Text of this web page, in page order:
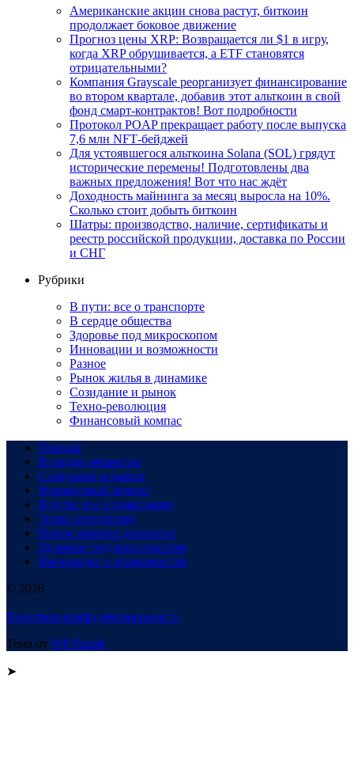
Американские акции снова растут, биткоин
продолжает боковое движение
Прогноз цены XRP: Возвращается ли $1 в игру,
когда XRP обрушивается, а ETF становятся
отрицательными?
Компания Grayscale реорганизует финансирование
во втором квартале, добавив этот альткоин в свой
фонд смарт-контрактов! Вот подробности
Протокол POAP прекращает работу после выпуска
7,6 млн NFT‑бейджей
Для устоявшегося альткоина Solana (SOL) грядут
исторические перемены! Подготовлены два
важных предложения! Вот что нас ждёт
Доходность майнинга за месяц выросла на 10%.
Сколько стоит добыть биткоин
Шатры: производство, наличие, сертификаты и
реестр российской продукции, доставка по России
и СНГ
Рубрики
В пути: все о транспорте
В сердце общества
Здоровье под микроскопом
Инновации и возможности
Разное
Рынок жилья в динамике
Созидание и рынок
Техно-революция
Финансовый компас
Главная
В сердце общества
Созидание и рынок
Финансовый компас
В пути: все о транспорте
Техно-революция
Рынок жилья в динамике
Здоровье под микроскопом
Инновации и возможности
© 2026
Политика конфиденциальности
Тема от WP Puzzle
➤